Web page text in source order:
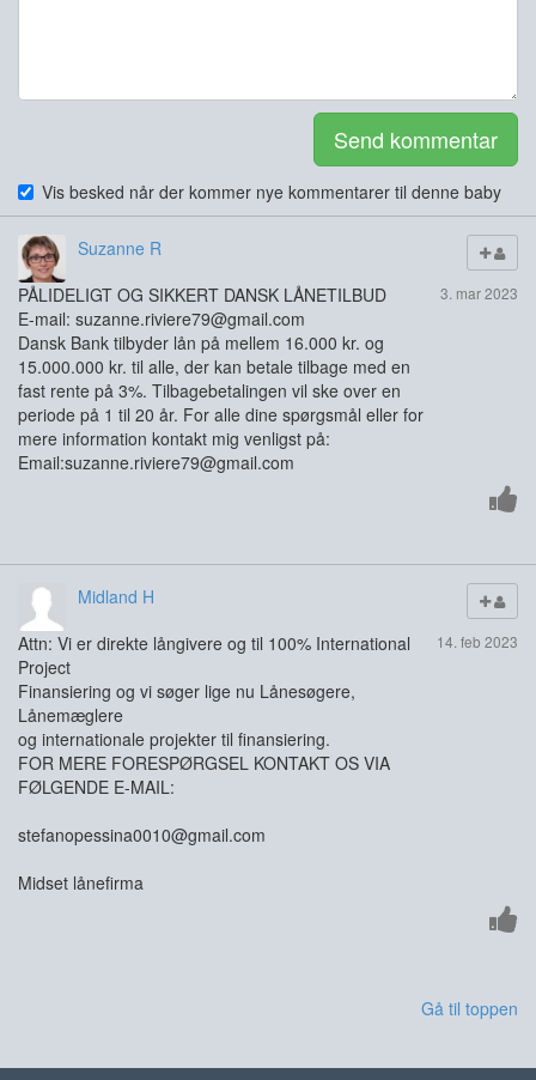
Send kommentar
Vis besked når der kommer nye kommentarer til denne baby
Suzanne R
3. mar 2023
PÅLIDELIGT OG SIKKERT DANSK LÅNETILBUD
E-mail: suzanne.riviere79@gmail.com
Dansk Bank tilbyder lån på mellem 16.000 kr. og
15.000.000 kr. til alle, der kan betale tilbage med en
fast rente på 3%. Tilbagebetalingen vil ske over en
periode på 1 til 20 år. For alle dine spørgsmål eller for
mere information kontakt mig venligst på:
Email:suzanne.riviere79@gmail.com
Midland H
14. feb 2023
Attn: Vi er direkte långivere og til 100% International
Project
Finansiering og vi søger lige nu Lånesøgere,
Lånemæglere
og internationale projekter til finansiering.
FOR MERE FORESPØRGSEL KONTAKT OS VIA
FØLGENDE E-MAIL:
stefanopessina0010@gmail.com
Midset lånefirma
Gå til toppen